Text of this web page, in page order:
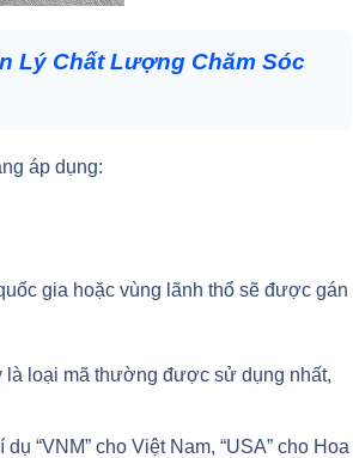
Lý Chất Lượng Chăm Sóc
áp dụng:
gia hoặc vùng lãnh thổ sẽ được gán
là loại mã thường được sử dụng nhất,
“VNM” cho Việt Nam, “USA” cho Hoa